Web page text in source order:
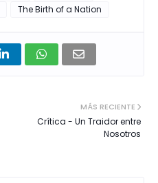
The Birth of a Nation
MÁS RECIENTE
Crítica - Un Traidor entre
Nosotros